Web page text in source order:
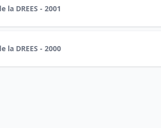
DREES - 2001
DREES - 2000